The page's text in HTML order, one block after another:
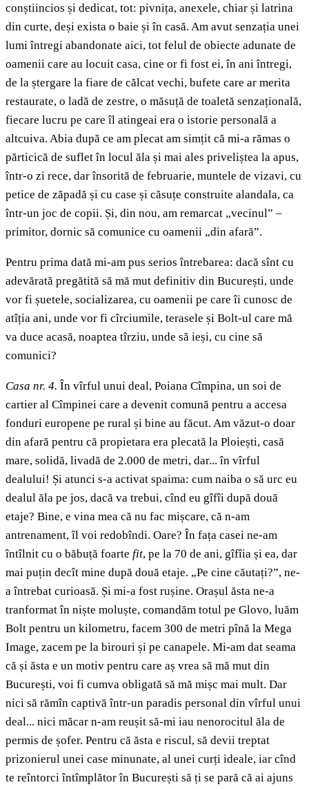
conștiincios și dedicat, tot: pivnița, anexele, chiar și latrina
din curte, deși exista o baie și în casă. Am avut senzația unei
lumi întregi abandonate aici, tot felul de obiecte adunate de
oamenii care au locuit casa, cine or fi fost ei, în ani întregi,
de la ștergare la fiare de călcat vechi, bufete care ar merita
restaurate, o ladă de zestre, o măsuță de toaletă senzațională,
fiecare lucru pe care îl atingeai era o istorie personală a
altcuiva. Abia după ce am plecat am simțit că mi-a rămas o
părticică de suflet în locul ăla și mai ales priveliștea la apus,
într-o zi rece, dar însorită de februarie, muntele de vizavi, cu
petice de zăpadă și cu case și căsuțe construite alandala, ca
într-un joc de copii. Și, din nou, am remarcat „vecinul” –
primitor, dornic să comunice cu oamenii „din afară”.
Pentru prima dată mi-am pus serios întrebarea: dacă sînt cu
adevărată pregătită să mă mut definitiv din București, unde
vor fi șuetele, socializarea, cu oamenii pe care îi cunosc de
atîția ani, unde vor fi cîrciumile, terasele și Bolt-ul care mă
va duce acasă, noaptea tîrziu, unde să ieși, cu cine să
comunici?
Casa nr. 4. În vîrful unui deal, Poiana Cîmpina, un soi de
cartier al Cîmpinei care a devenit comună pentru a accesa
fonduri europene pe rural și bine au făcut. Am văzut-o doar
din afară pentru că propietara era plecată la Ploiești, casă
mare, solidă, livadă de 2.000 de metri, dar... în vîrful
dealului! Și atunci s-a activat spaima: cum naiba o să urc eu
dealul ăla pe jos, dacă va trebui, cînd eu gîfîi după două
etaje? Bine, e vina mea că nu fac mișcare, că n-am
antrenament, îl voi redobîndi. Oare? În fața casei ne-am
întîlnit cu o băbuță foarte fit, pe la 70 de ani, gîfîia și ea, dar
mai puțin decît mine după două etaje. „Pe cine căutați?”, ne-
a întrebat curioasă. Și mi-a fost rușine. Orașul ăsta ne-a
tranformat în niște moluște, comandăm totul pe Glovo, luăm
Bolt pentru un kilometru, facem 300 de metri pînă la Mega
Image, zacem pe la birouri și pe canapele. Mi-am dat seama
că și ăsta e un motiv pentru care aș vrea să mă mut din
București, voi fi cumva obligată să mă mișc mai mult. Dar
nici să rămîn captivă într-un paradis personal din vîrful unui
deal... nici măcar n-am reușit să-mi iau nenorocitul ăla de
permis de șofer. Pentru că ăsta e riscul, să devii treptat
prizonierul unei case minunate, al unei curți ideale, iar cînd
te reîntorci întîmplător în București să ți se pară că ai ajuns